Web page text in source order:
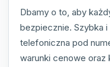
Dbamy o to, aby
bezpiecznie. Szybka
telefoniczna pod
warunki cenowe oraz